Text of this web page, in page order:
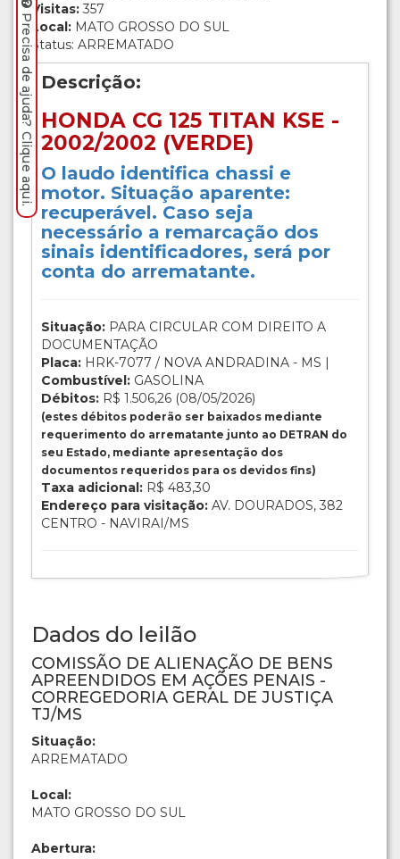
Visitas: 357
Local: MATO GROSSO DO SUL
Status: ARREMATADO
Descrição:
HONDA CG 125 TITAN KSE -
2002/2002 (VERDE)
O laudo identifica chassi e
motor. Situação aparente:
recuperável. Caso seja
necessário a remarcação dos
sinais identificadores, será por
conta do arrematante.
Situação: PARA CIRCULAR COM DIREITO A
DOCUMENTAÇÃO
Placa: HRK-7077 / NOVA ANDRADINA - MS |
Combustível: GASOLINA
Débitos: R$ 1.506,26 (08/05/2026)
(estes débitos poderão ser baixados mediante
requerimento do arrematante junto ao DETRAN do
seu Estado, mediante apresentação dos
documentos requeridos para os devidos fins)
Taxa adicional: R$ 483,30
Endereço para visitação: AV. DOURADOS, 382
CENTRO - NAVIRAI/MS
Dados do leilão
COMISSÃO DE ALIENAÇÃO DE BENS
APREENDIDOS EM AÇÕES PENAIS -
CORREGEDORIA GERAL DE JUSTIÇA
TJ/MS
Situação:
ARREMATADO
Local:
MATO GROSSO DO SUL
Abertura:
Precisa de ajuda? Clique aqui.